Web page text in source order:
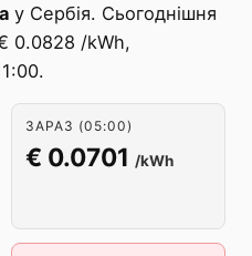
у Сербія. Сьогоднішня
0.0828 /kWh,
ЗАРАЗ (05:00)
€ 0.0701 /kWh